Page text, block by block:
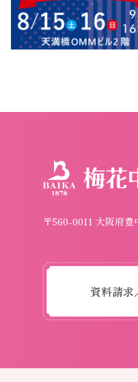
〒560-0011 大阪府
資料請求